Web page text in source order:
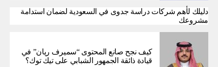
دليلك لأهم شركات دراسة جدوى في السعودية لضمان استدامة
مشروعك
كيف نجح صانع المحتوى “سميرف ريان” في
قيادة ذائقة الجمهور الشبابي على تيك توك؟